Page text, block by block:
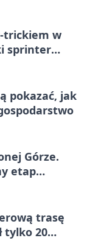
trickiem w
sprinter
pokazać, jak
Górze.
etap
trasę
tylko 20